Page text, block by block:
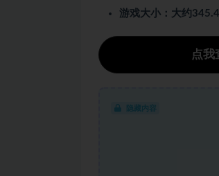
游戏大小：大约
点我
隐藏内容